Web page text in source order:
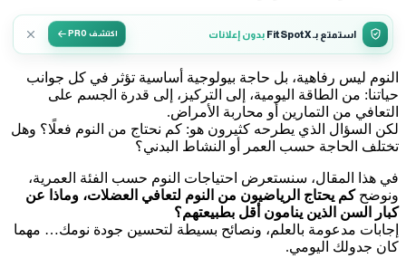
استمتع بـ FitSpotX بدون إعلانات اكتشف PRO
النوم ليس رفاهية، بل حاجة بيولوجية أساسية تؤثر في كل جوانب
حياتنا: من الطاقة اليومية، إلى التركيز، إلى قدرة الجسم على
التعافي من التمارين أو محاربة الأمراض.
لكن السؤال الذي يطرحه كثيرون هو: كم نحتاج من النوم فعلًا؟ وهل
تختلف الحاجة حسب العمر أو النشاط البدني؟
في هذا المقال، سنستعرض احتياجات النوم حسب الفئة العمرية،
ونوضحكم يحتاج الرياضيون من النوم لتعافي العضلات، وماذا عن
كبار السن الذين ينامون أقل بطبيعتهم؟
إجابات مدعومة بالعلم، ونصائح بسيطة لتحسين جودة نومك… مهما
كان جدولك اليومي.